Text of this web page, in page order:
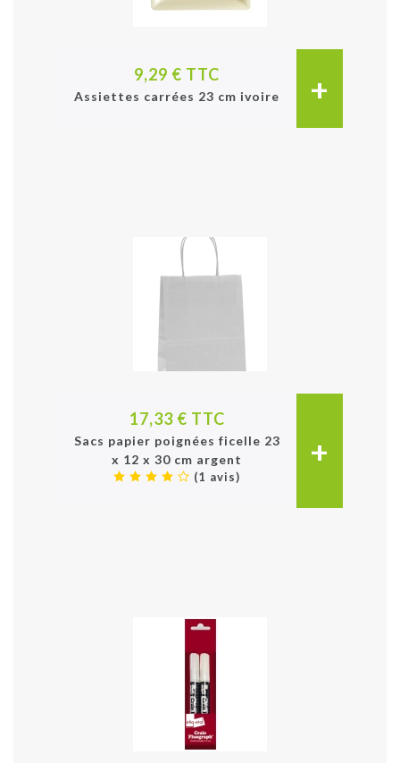
9,29 € TTC
Assiettes carrées 23 cm ivoire +
17,33 € TTC
Sacs papier poignées ficelle 23
x 12 x 30 cm argent
(1 avis)
+